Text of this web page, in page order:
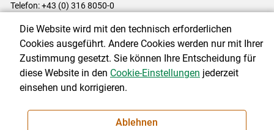
Telefon: +43 (0) 316 8050-0
Impressum|Kontakt|Datenschutzerklärung|Barrierefreiheit|
Cookie-Einstellungen
NEWSLETTER
Die Website wird mit den technisch erforderlichen
Cookies ausgeführt. Andere Cookies werden nur mit Ihrer
Zustimmung gesetzt. Sie können Ihre Entscheidung für
diese Website in den Cookie-Einstellungen jederzeit
einsehen und korrigieren.
Ablehnen